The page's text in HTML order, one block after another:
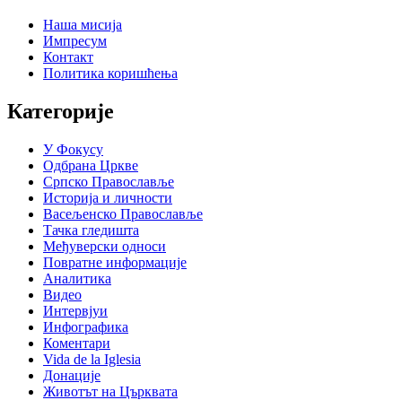
Наша мисија
Импресум
Контакт
Политика коришћења
Категорије
У Фокусу
Одбрана Цркве
Српско Православље
Историја и личности
Васељенско Православље
Тачка гледишта
Међуверски односи
Повратне информације
Аналитика
Видео
Интервјуи
Инфографика
Коментари
Vida de la Iglesia
Донације
Животът на Църквата